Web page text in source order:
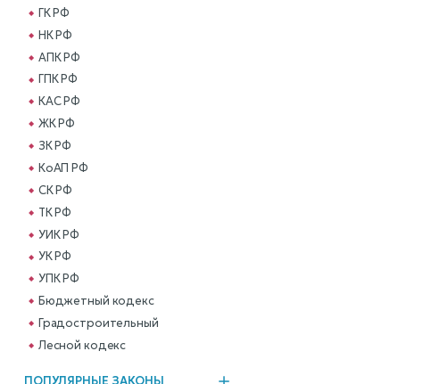
ГК РФ
НК РФ
АПК РФ
ГПК РФ
КАС РФ
ЖК РФ
ЗК РФ
КоАП РФ
СК РФ
ТК РФ
УИК РФ
УК РФ
УПК РФ
Бюджетный кодекс
Градостроительный
Лесной кодекс
ПОПУЛЯРНЫЕ ЗАКОНЫ